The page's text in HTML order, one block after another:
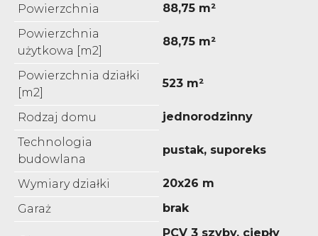
Powierzchnia
88,75 m²
Powierzchnia
użytkowa [m2]
88,75 m²
Powierzchnia działki
[m2]
523 m²
Rodzaj domu
jednorodzinny
Technologia
budowlana
pustak, suporeks
Wymiary działki
20x26 m
Garaż
brak
PCV 3 szyby, ciepły